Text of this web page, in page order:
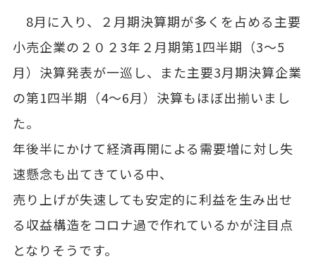
8月に入り、２月期決算期が多くを占める主要
小売企業の２０２3年２月期第1四半期（3～5
月）決算発表が一巡し、また主要3月期決算企業
の第1四半期（4～6月）決算もほぼ出揃いまし
た。
年後半にかけて経済再開による需要増に対し失
速懸念も出てきている中、
売り上げが失速しても安定的に利益を生み出せ
る収益構造をコロナ過で作れているかが注目点
となりそうです。